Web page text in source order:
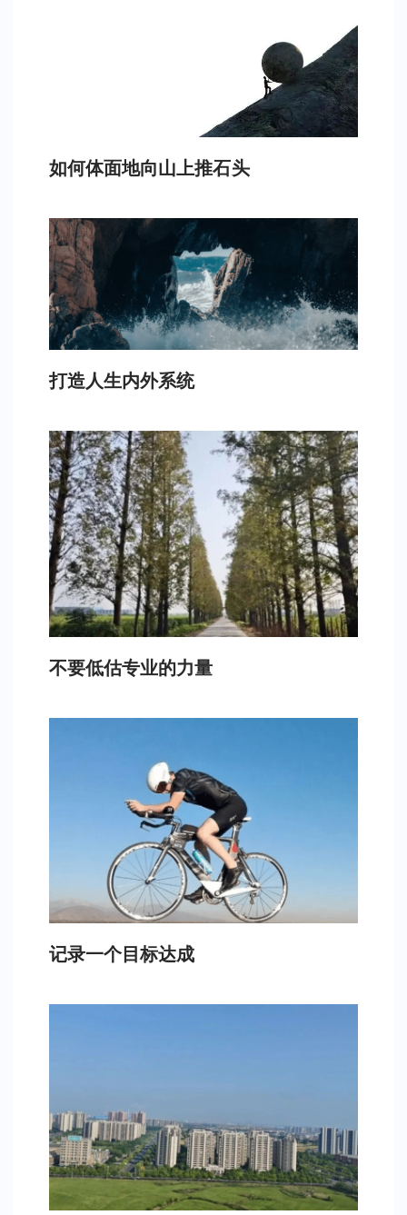
如何体面地向山上推石头
打造人生内外系统
不要低估专业的力量
记录一个目标达成